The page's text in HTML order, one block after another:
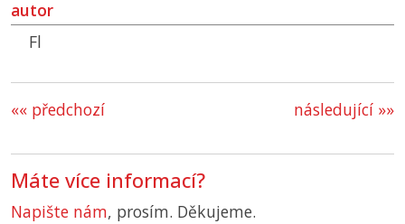
autor
Fl
«« předchozí následující »»
Máte více informací?
Napište nám, prosím. Děkujeme.